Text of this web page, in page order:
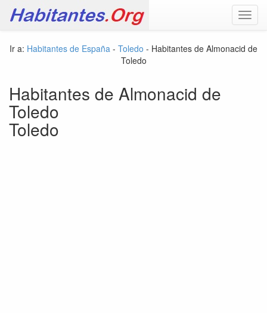
Ir a: Habitantes de España - Toledo - Habitantes de Almonacid de
Toledo
Habitantes de Almonacid de
Toledo
Toledo